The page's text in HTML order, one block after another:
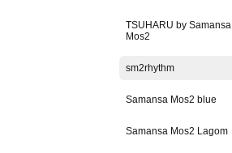
TSUHARU by Samansa
Mos2
sm2rhythm
Samansa Mos2 blue
Samansa Mos2 Lagom